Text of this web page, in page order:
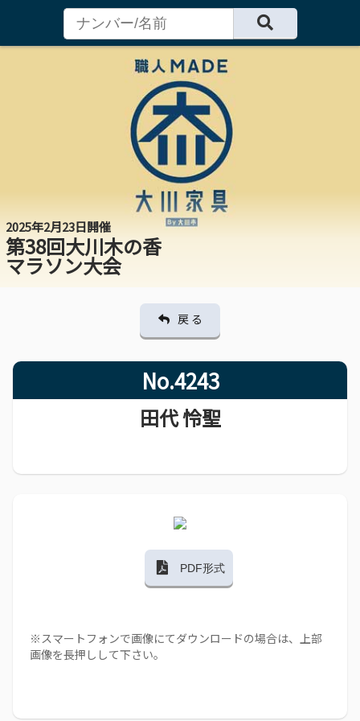
2025年2月23日開催
第38回大川木の香
マラソン大会
戻 る
No.4243
田代 怜聖
PDF形式
※スマートフォンで画像にてダウンロードの場合は、上部
画像を長押しして下さい。